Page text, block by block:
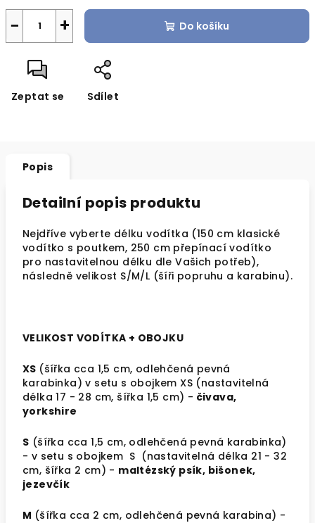
+
− Do košíku
Zeptat se Sdílet
Popis
Detailní popis produktu
Nejdříve vyberte délku vodítka (150 cm klasické
vodítko s poutkem, 250 cm přepínací vodítko
pro nastavitelnou délku dle Vašich potřeb),
následně velikost S/M/L (šíři popruhu a karabinu).
VELIKOST VODÍTKA + OBOJKU
XS (šířka cca 1,5 cm, odlehčená pevná
karabinka) v setu s obojkem XS (nastavitelná
délka 17 - 28 cm, šířka 1,5 cm) - čivava,
yorkshire
S (šířka cca 1,5 cm, odlehčená pevná karabinka)
- v setu s obojkem S (nastavitelná délka 21 - 32
cm, šířka 2 cm) - maltézský psík, bišonek,
jezevčík
M (šířka cca 2 cm, odlehčená pevná karabina) -